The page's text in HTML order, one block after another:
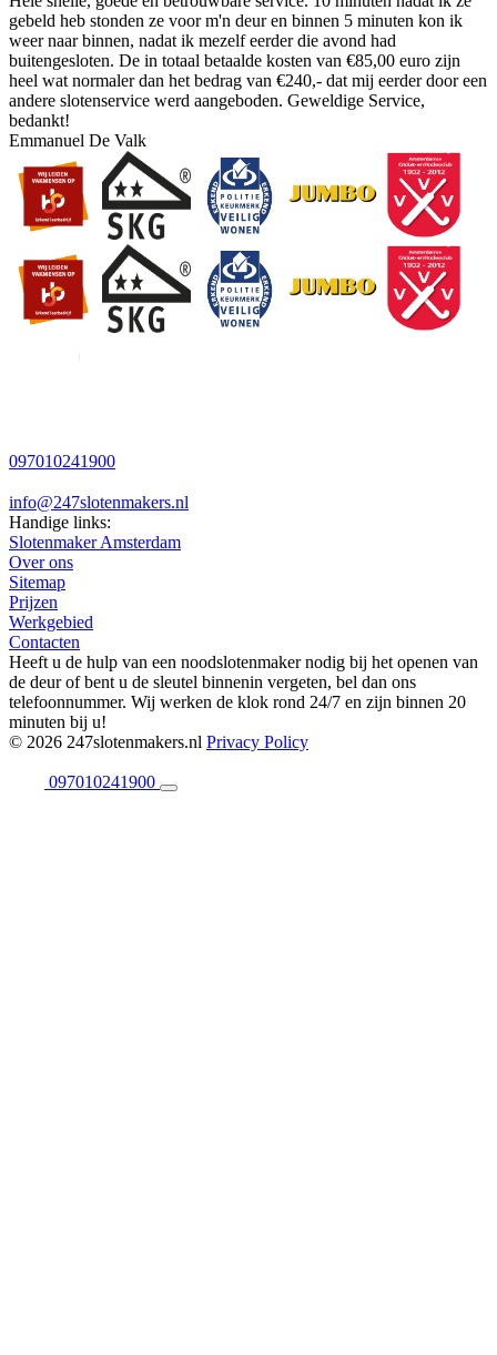
gebeld heb stonden ze voor m'n deur en binnen 5 minuten kon ik
weer naar binnen, nadat ik mezelf eerder die avond had
buitengesloten. De in totaal betaalde kosten van €85,00 euro zijn
heel wat normaler dan het bedrag van €240,- dat mij eerder door een
andere slotenservice werd aangeboden. Geweldige Service,
bedankt!
Emmanuel De Valk
097010241900
info@247slotenmakers.nl
Handige links:
Slotenmaker Amsterdam
Over ons
Sitemap
Prijzen
Werkgebied
Contacten
Heeft u de hulp van een noodslotenmaker nodig bij het openen van
de deur of bent u de sleutel binnenin vergeten, bel dan ons
telefoonnummer. Wij werken de klok rond 24/7 en zijn binnen 20
minuten bij u!
© 2026 247slotenmakers.nl Privacy Policy
097010241900